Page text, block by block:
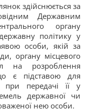
здійснюється за
Державним
органу
політику у
особи, якій за
органу місцевого
на розроблення
є підставою для
при передачі її у
державної чи
нею особи.